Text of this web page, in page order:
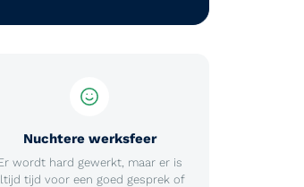
Nuchtere werksfeer
wordt hard gewerkt, maar er is
tijd voor een goed gesprek of